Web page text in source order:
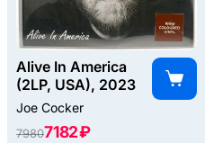
Alive In America
(2LP, USA), 2023
Joe Cocker
79807182 ₽